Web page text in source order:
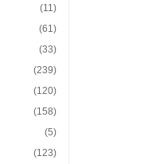
(11)
(61)
(33)
(239)
(120)
(158)
(5)
(123)